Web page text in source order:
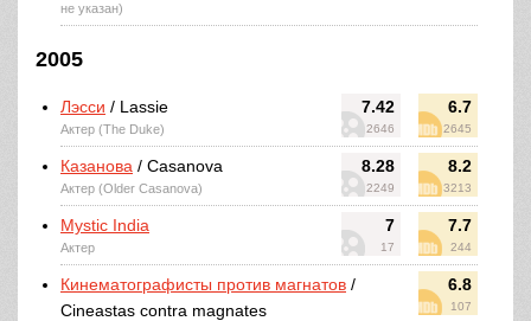
не указан)
2005
7.42
2646
6.7
2645
Лэсси / Lassie
Актер (The Duke)
8.28
2249
8.2
3213
Казанова / Casanova
Актер (Older Casanova)
7
17
7.7
244
Mystic India
Актер
6.8
107
Кинематографисты против магнатов /
Cineastas contra magnates